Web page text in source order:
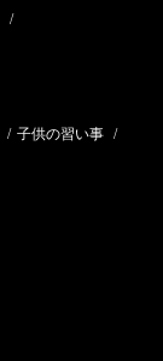
/
/ 子供の習い事 /